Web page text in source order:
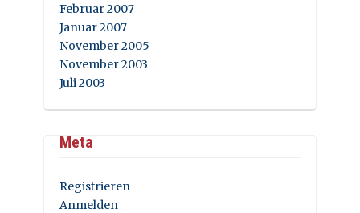
Februar 2007
Januar 2007
November 2005
November 2003
Juli 2003
Meta
Registrieren
Anmelden